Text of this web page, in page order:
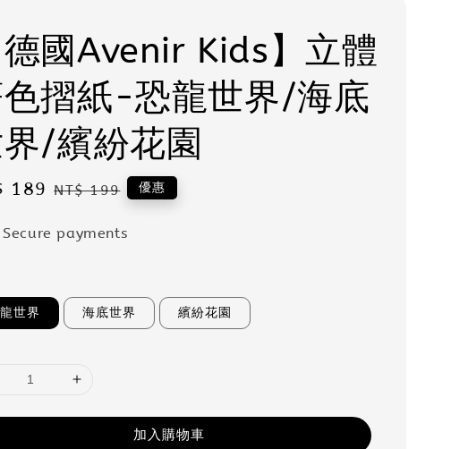
德國Avenir Kids】立體
摺紙-恐龍世界/海底
/繽紛花園
189 Regular
NT$ 199 優惠
Secure payments
世界 海底世界 繽紛花園
加入購物車